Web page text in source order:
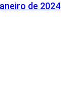
de 2024